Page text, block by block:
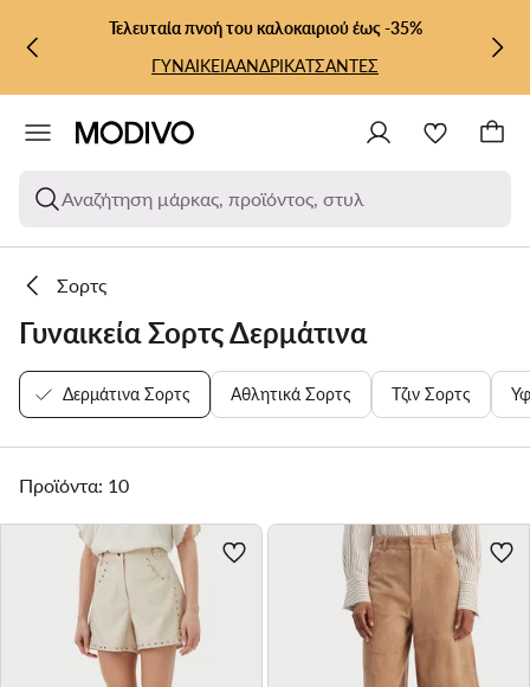
ΜΕΤΆΒΑΣΗ ΣΤΟ ΚΎΡΙΟ ΠΕΡΙΕΧΌΜΕΝΟ
ΜΕΤΆΒΑΣΗ ΣΤΗΝ ΑΝΑΖΉΤΗΣΗ
Τελευταία πνοή του καλοκαιριού έως -35%
ΓΥΝΑΙΚΕΙΑΑΝΔΡΙΚΑΤΣΑΝΤΕΣ
Αναζήτηση μάρκας, προϊόντος, στυλ
Σορτς
Γυναικεία Σορτς Δερμάτινα
Δερμάτινα Σορτς Αθλητικά Σορτς Τζιν Σορτς
Προϊόντα: 10